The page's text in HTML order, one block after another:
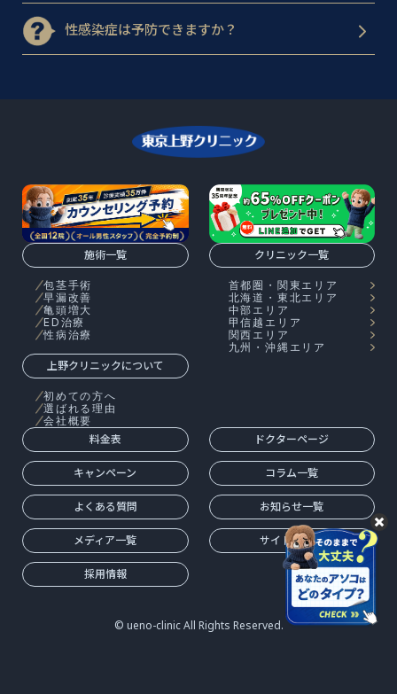
性感染症は予防できますか？
施術一覧
包茎手術
早漏改善
亀頭増大
ED治療
性病治療
クリニック一覧
首都圏・関東エリア
北海道・東北エリア
中部エリア
甲信越エリア
関西エリア
九州・沖縄エリア
上野クリニックについて
初めての方へ
選ばれる理由
会社概要
料金表 ドクターページ
キャンペーン コラム一覧
よくある質問 お知らせ一覧
メディア一覧 サイトマップ
採用情報
© ueno-clinic All Rights Reserved.